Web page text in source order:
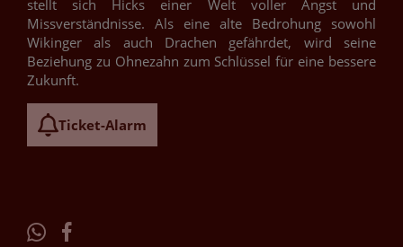
stellt sich Hicks einer Welt voller Angst und
Missverständnisse. Als eine alte Bedrohung sowohl
Wikinger als auch Drachen gefährdet, wird seine
Beziehung zu Ohnezahn zum Schlüssel für eine bessere
Zukunft.
Ticket-Alarm